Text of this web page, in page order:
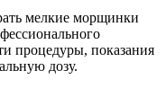
мелкие морщинки
процедуры, показания
дозу.